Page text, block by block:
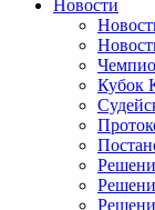
Новости
Кубок